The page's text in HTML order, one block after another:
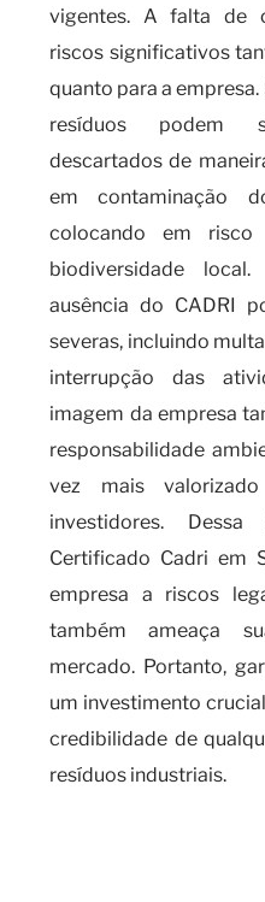
vigentes. A falta de
riscos significativos
quanto para a
resíduos podem
descartados de
em contaminação
colocando em
biodiversidade
ausência do CADRI
severas, incluindo
interrupção das
imagem da empresa
responsabilidade
vez mais
investidores.
Certificado Cadri em
empresa a riscos
também ameaça
mercado. Portanto,
um investimento
credibilidade de
resíduos industriais.